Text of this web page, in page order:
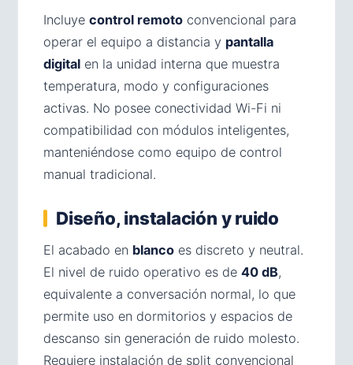
Incluye control remoto convencional para
operar el equipo a distancia y pantalla
digital en la unidad interna que muestra
temperatura, modo y configuraciones
activas. No posee conectividad Wi-Fi ni
compatibilidad con módulos inteligentes,
manteniéndose como equipo de control
manual tradicional.
Diseño, instalación y ruido
El acabado en blanco es discreto y neutral.
El nivel de ruido operativo es de 40 dB,
equivalente a conversación normal, lo que
permite uso en dormitorios y espacios de
descanso sin generación de ruido molesto.
Requiere instalación de split convencional